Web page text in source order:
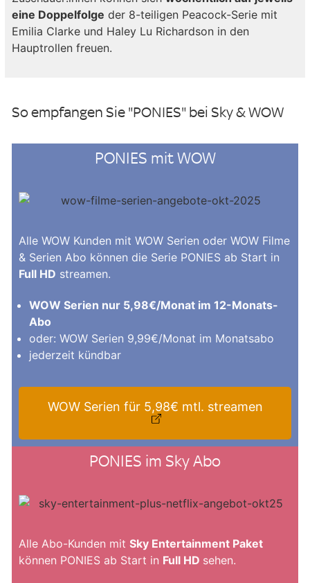
eine Doppelfolge der 8-teiligen Peacock-Serie mit
Emilia Clarke und Haley Lu Richardson in den
Hauptrollen freuen.
So empfangen Sie "PONIES" bei Sky & WOW
PONIES mit WOW
Alle WOW Kunden mit WOW Serien oder WOW Filme
& Serien Abo können die Serie PONIES ab Start in
Full HD streamen.
WOW Serien nur 5,98€/Monat im 12-Monats-
Abo
oder: WOW Serien 9,99€/Monat im Monatsabo
jederzeit kündbar
WOW Serien für 5,98€ mtl. streamen
PONIES im Sky Abo
Alle Abo-Kunden mit Sky Entertainment Paket
können PONIES ab Start in Full HD sehen.